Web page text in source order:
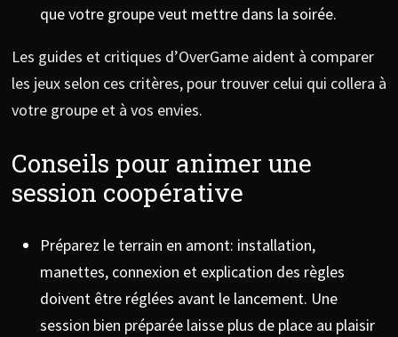
que votre groupe veut mettre dans la soirée.
Les guides et critiques d’OverGame aident à comparer
les jeux selon ces critères, pour trouver celui qui collera à
votre groupe et à vos envies.
Conseils pour animer une
session coopérative
Préparez le terrain en amont: installation,
manettes, connexion et explication des règles
doivent être réglées avant le lancement. Une
session bien préparée laisse plus de place au plaisir